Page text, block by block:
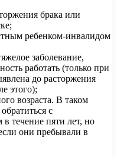
брака или
ребенком-инвалидом
заболевание,
работать (только при
до расторжения
этого);
возраста. В таком
с
течение пяти лет, но
они пребывали в